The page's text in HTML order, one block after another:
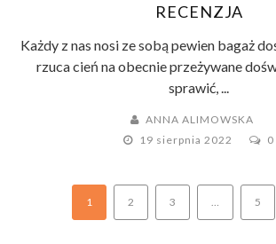
RECENZJA
Każdy z nas nosi ze sobą pewien bagaż
rzuca cień na obecnie przeżywane
sprawić, ...
ANNA ALIMOWSKA
19 sierpnia 2022
0
1 2 3 5